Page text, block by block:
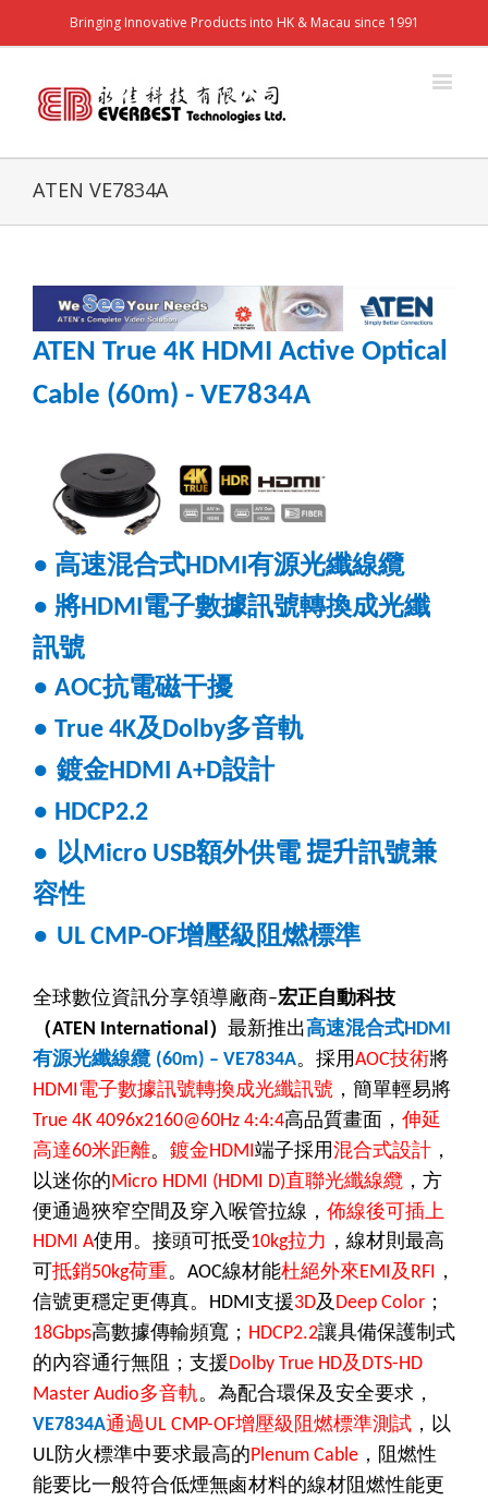
Bringing Innovative Products into HK & Macau since 1991
ATEN VE7834A
ATEN True 4K HDMI Active Optical
Cable (60m) - VE7834A
● 高速混合式HDMI有源光纖線纜
● 將HDMI電子數據訊號轉換成光纖
訊號
● AOC抗電磁干擾
● True 4K及Dolby多音軌
● 鍍金HDMI A+D設計
● HDCP2.2
● 以Micro USB額外供電提升訊號兼
容性
● UL CMP-OF增壓級阻燃標準
全球數位資訊分享領導廠商–宏正自動科技
（ATEN International） 最新推出高速混合式HDMI
有源光纖線纜 (60m) – VE7834A。採用AOC技術將
HDMI電子數據訊號轉換成光纖訊號 ，簡單輕易將
True 4K 4096x2160@60Hz 4:4:4高品質畫面， 伸延
高達60米距離。 鍍金HDMI端子採用混合式設計 ，
以迷你的Micro HDMI (HDMI D)直聯光纖線纜 ，方
便通過狹窄空間及穿入喉管拉線， 佈線後可插上
HDMI A使用。接頭可抵受10kg拉力 ，線材則最高
可抵銷50kg荷重。 AOC線材能杜絕外來EMI 及 RFI ，
信號更穩定更傳真。 HDMI支援3D及 Deep Color ；
18Gbps高數據傳輸頻寬； HDCP2.2讓具備保護制式
的內容通行無阻；支援Dolby True HD及 DTS-HD
Master Audio多音軌。為配合環保及安全要求，
VE7834A通過UL CMP-OF增壓級阻燃標準測試 ，以
UL防火標準中要求最高的Plenum Cable ，阻燃性
能要比一般符合低煙無鹵材料的線材阻燃性能更